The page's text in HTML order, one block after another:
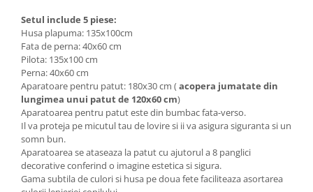
Setul include 5 piese:
Husa plapuma: 135x100cm
Fata de perna: 40x60 cm
Pilota: 135x100 cm
Perna: 40x60 cm
Aparatoare pentru patut: 180x30 cm (acopera jumatate din
lungimea unui patut de 120x60 cm)
Aparatoarea pentru patut este din bumbac fata-verso.
Il va proteja pe micutul tau de lovire si ii va asigura siguranta si un
somn bun.
Aparatoarea se ataseaza la patut cu ajutorul a 8 panglici
decorativeconferind o imagine estetica si sigura.
Gama subtila de culori si husa pe doua fete faciliteaza asortarea